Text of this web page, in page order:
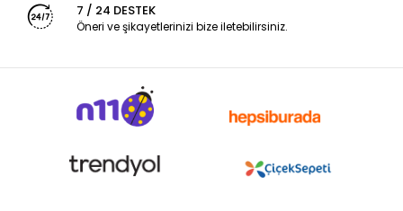
7 / 24 DESTEK
Öneri ve şikayetlerinizi bize iletebilirsiniz.